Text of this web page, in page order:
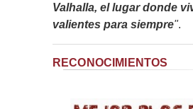
Valhalla, el lugar donde
valientes para siempre".
RECONOCIMIENTOS